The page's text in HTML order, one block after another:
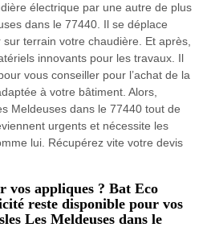
électrique par une autre de plus
dans le 77440. Il se déplace
sur terrain votre chaudière. Et après,
innovants pour les travaux. Il
vous conseiller pour l’achat de la
à votre bâtiment. Alors,
Meldeuses dans le 77440 tout de
urgents et nécessite les
lui. Récupérez vite votre devis
vos appliques ? Bat Eco
reste disponible pour vos
Les Meldeuses dans le